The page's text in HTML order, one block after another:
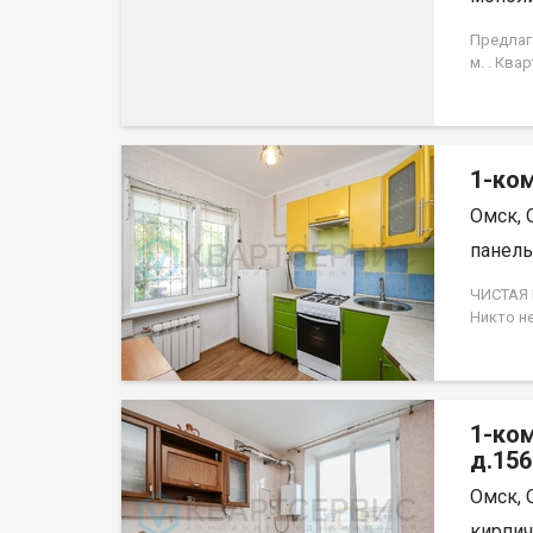
м. .
1-
Омск,
ЧИСТАЯ
Никто
уютной
1-
д.156
Омск,